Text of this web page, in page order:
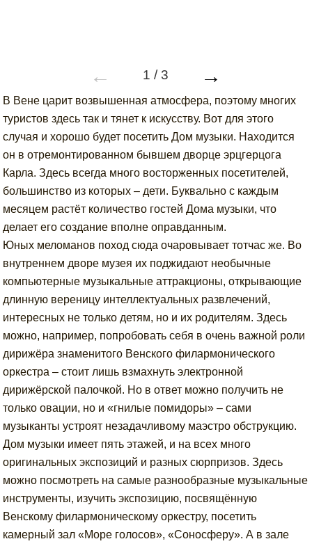
← 1 /3 →
В Вене царит возвышенная атмосфера, поэтому многих
туристов здесь так и тянет к искусству. Вот для этого
случая и хорошо будет посетить Дом музыки. Находится
он в отремонтированном бывшем дворце эрцгерцога
Карла. Здесь всегда много восторженных посетителей,
большинство из которых – дети. Буквально с каждым
месяцем растёт количество гостей Дома музыки, что
делает его создание вполне оправданным.
Юных меломанов поход сюда очаровывает тотчас же. Во
внутреннем дворе музея их поджидают необычные
компьютерные музыкальные аттракционы, открывающие
длинную вереницу интеллектуальных развлечений,
интересных не только детям, но и их родителям. Здесь
можно, например, попробовать себя в очень важной роли
дирижёра знаменитого Венского филармонического
оркестра – стоит лишь взмахнуть электронной
дирижёрской палочкой. Но в ответ можно получить не
только овации, но и «гнилые помидоры» – сами
музыканты устроят незадачливому маэстро обструкцию.
Дом музыки имеет пять этажей, и на всех много
оригинальных экспозиций и разных сюрпризов. Здесь
можно посмотреть на самые разнообразные музыкальные
инструменты, изучить экспозицию, посвящённую
Венскому филармоническому оркестру, посетить
камерный зал «Море голосов», «Соносферу». А в зале